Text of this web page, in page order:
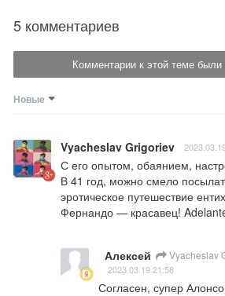
5 комментариев
Комментарии к этой теме были
Новые
Vyacheslav Grigoriev
С его опытом, обаянием,
В 41 год, можно смело
эротическое путешествие
Фернандо — красавец!
Алексей Vyacheslav
2023.03.19 21:58
Согласен, супер